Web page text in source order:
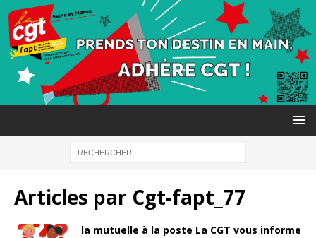
Articles par Cgt-fapt_77
la mutuelle à la poste La CGT vous informe